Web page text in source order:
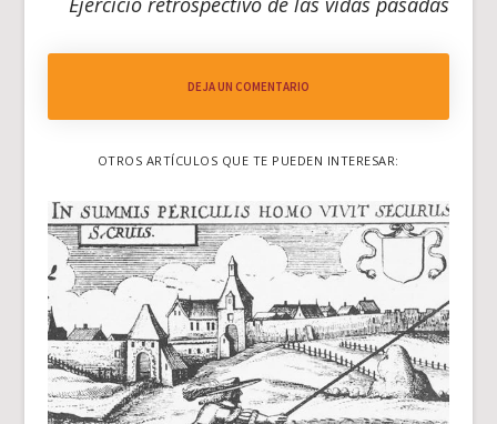
DEJA UN COMENTARIO
OTROS ARTÍCULOS QUE TE PUEDEN INTERESAR: